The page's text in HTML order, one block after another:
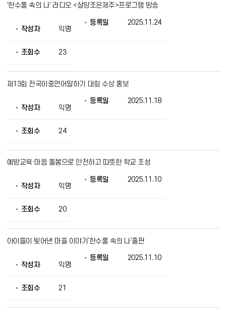
'한수풀 속의 나' 라디오 <살앙조은제주>프로그램 방송
작성자 익명
등록일 2025.11.24
조회수 23
제13회 전국이중언어말하기 대회 수상 홍보
작성자 익명
등록일 2025.11.18
조회수 24
예방교육·마음 돌봄으로 안전하고 따뜻한 학교 조성
작성자 익명
등록일 2025.11.10
조회수 20
아이들이 빚어낸 마을 이야기‘한수풀 속의 나’출판
작성자 익명
등록일 2025.11.10
조회수 21